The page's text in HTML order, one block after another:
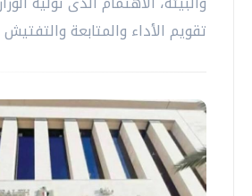
تقويم الأداء والمتابعة والتفتيش